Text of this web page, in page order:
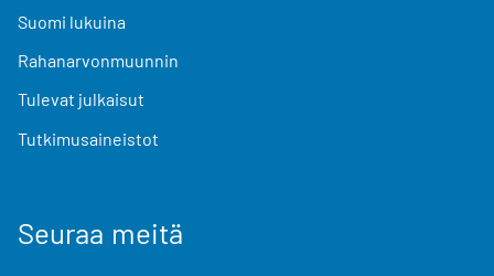
Suomi lukuina
Rahanarvonmuunnin
Tulevat julkaisut
Tutkimusaineistot
Seuraa meitä